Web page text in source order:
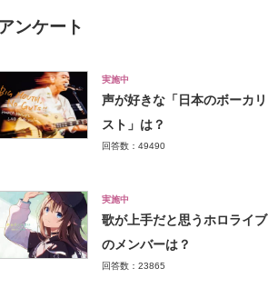
アンケート
実施中
声が好きな「日本のボーカリ
スト」は？
回答数：49490
実施中
歌が上手だと思うホロライブ
のメンバーは？
回答数：23865